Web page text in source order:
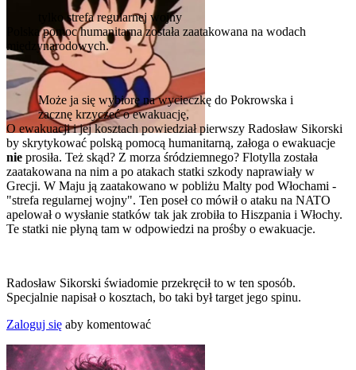
tylko strefa regularnej wojny
Polska pomoc humanitarna została zaatakowana na wodach
międzynarodowych.
Może ja się wybiorę na wycieczkę do Pokrowska i
zacznę krzyczeć o ewakuację,
O ewakuacji i jej kosztach powiedział pierwszy Radosław Sikorski
by skrytykować polską pomocą humanitarną, załoga o ewakuacje
nie prosiła. Też skąd? Z morza śródziemnego? Flotylla została
zaatakowana na nim a po atakach statki szkody naprawiały w
Grecji. W Maju ją zaatakowano w pobliżu Malty pod Włochami -
"strefa regularnej wojny". Ten poseł co mówił o ataku na NATO
apelował o wysłanie statków tak jak zrobiła to Hiszpania i Włochy.
Te statki nie płyną tam w odpowiedzi na prośby o ewakuacje.
Radosław Sikorski świadomie przekręcił to w ten sposób.
Specjalnie napisał o kosztach, bo taki był target jego spinu.
Zaloguj się aby komentować